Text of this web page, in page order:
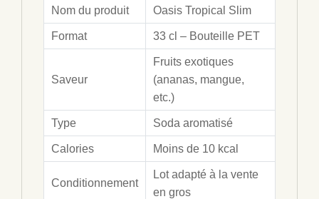
Nom du produit Oasis Tropical Slim
Format 33 cl – Bouteille PET
Saveur
Fruits exotiques
(ananas, mangue,
etc.)
Type Soda aromatisé
Calories Moins de 10 kcal
Conditionnement
Lot adapté à la vente
en gros